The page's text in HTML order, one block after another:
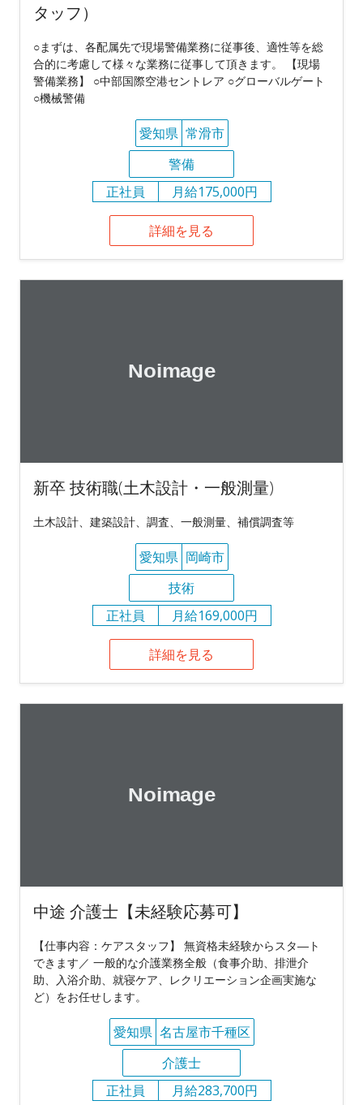
タッフ）
○まずは、各配属先で現場警備業務に従事後、適性等を総
合的に考慮して様々な業務に従事して頂きます。 【現場
警備業務】 ○中部国際空港セントレア ○グローバルゲート
○機械警備
愛知県 常滑市
警備
正社員
月給175,000円
詳細を見る
新卒 技術職(土木設計・一般測量)
土木設計、建築設計、調査、一般測量、補償調査等
愛知県 岡崎市
技術
正社員
月給169,000円
詳細を見る
中途 介護士【未経験応募可】
【仕事内容：ケアスタッフ】 無資格未経験からスタ―ト
できます／ ⼀般的な介護業務全般（⾷事介助、排泄介
助、入浴介助、就寝ケア、レクリエーション企画実施な
ど）をお任せします。
愛知県 名古屋市千種区
介護士
正社員
月給283,700円